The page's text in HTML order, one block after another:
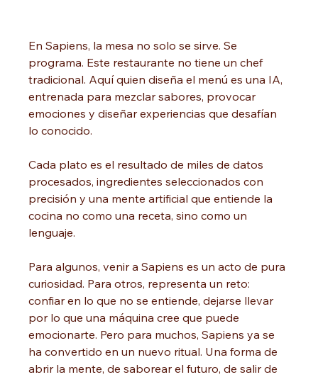
En Sapiens, la mesa no solo se sirve. Se
programa. Este restaurante no tiene un chef
tradicional. Aquí quien diseña el menú es una IA,
entrenada para mezclar sabores, provocar
emociones y diseñar experiencias que desafían
lo conocido.
Cada plato es el resultado de miles de datos
procesados, ingredientes seleccionados con
precisión y una mente artificial que entiende la
cocina no como una receta, sino como un
lenguaje.
Para algunos, venir a Sapiens es un acto de pura
curiosidad. Para otros, representa un reto:
confiar en lo que no se entiende, dejarse llevar
por lo que una máquina cree que puede
emocionarte. Pero para muchos, Sapiens ya se
ha convertido en un nuevo ritual. Una forma de
abrir la mente, de saborear el futuro, de salir de